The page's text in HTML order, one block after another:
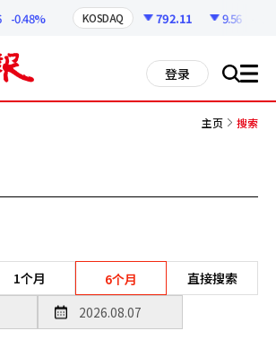
-0.48% KOSDAQ 792.11 9.56 -1.19%
登录 搜 all
主页 搜索
1个月 6个月 直接搜索